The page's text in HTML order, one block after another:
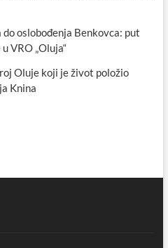
oslobođenja Benkovca: put
VRO „Oluja“
Oluje koji je život položio
Knina